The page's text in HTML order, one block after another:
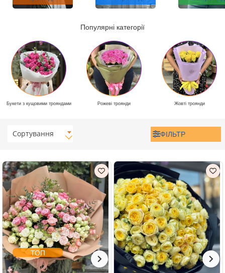
Популярні категорії
Букети з кущовими трояндами Рожеві троянди Жовті троянди
Сортування ФІЛЬТР
ТОП